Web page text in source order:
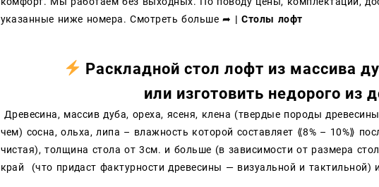
указанные ниже номера. Смотреть больше➦ | Столы лофт
Раскладной стол лофт из массива
или изготовить недорого из
Древесина, массив дуба, ореха, ясеня, клена (твердые породы
чем) сосна, ольха, липа – влажность которой составляет ⟪8% – 10%⟫
чистая), толщина стола от 3см. и больше (в зависимости от размера
край (что придаст фактурности древесины — визуальной и